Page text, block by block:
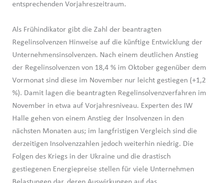
entsprechenden Vorjahreszeitraum.
Als Frühindikator gibt die Zahl der beantragten
Regelinsolvenzen Hinweise auf die künftige Entwicklung der
Unternehmensinsolvenzen. Nach einem deutlichen Anstieg
der Regelinsolvenzen von 18,4 % im Oktober gegenüber dem
Vormonat sind diese im November nur leicht gestiegen (+1,2
%). Damit lagen die beantragten Regelinsolvenzverfahren im
November in etwa auf Vorjahresniveau. Experten des IW
Halle gehen von einem Anstieg der Insolvenzen in den
nächsten Monaten aus; im langfristigen Vergleich sind die
derzeitigen Insolvenzzahlen jedoch weiterhin niedrig. Die
Folgen des Kriegs in der Ukraine und die drastisch
gestiegenen Energiepreise stellen für viele Unternehmen